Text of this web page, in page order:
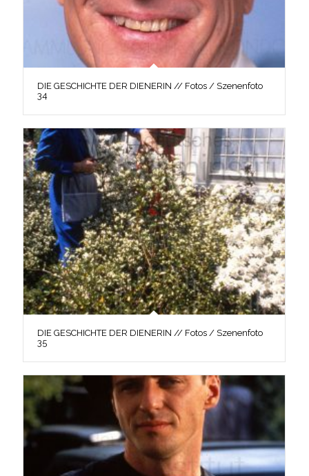
DIE GESCHICHTE DER DIENERIN // Fotos / Szenenfoto
34
DIE GESCHICHTE DER DIENERIN // Fotos / Szenenfoto
35